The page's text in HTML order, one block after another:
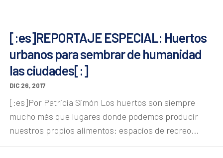
[:es]REPORTAJE ESPECIAL: Huertos
urbanos para sembrar de humanidad
las ciudades[:]
DIC 26, 2017
[:es]Por Patricia Simón Los huertos son siempre
mucho más que lugares donde podemos producir
nuestros propios alimentos: espacios de recreo...